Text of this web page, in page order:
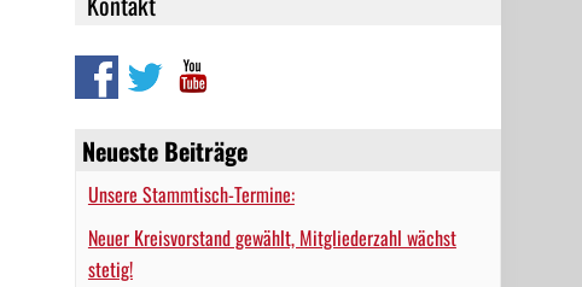
Neueste Beiträge
Unsere Stammtisch-Termine:
Neuer Kreisvorstand gewählt, Mitgliederzahl wächst
stetig!